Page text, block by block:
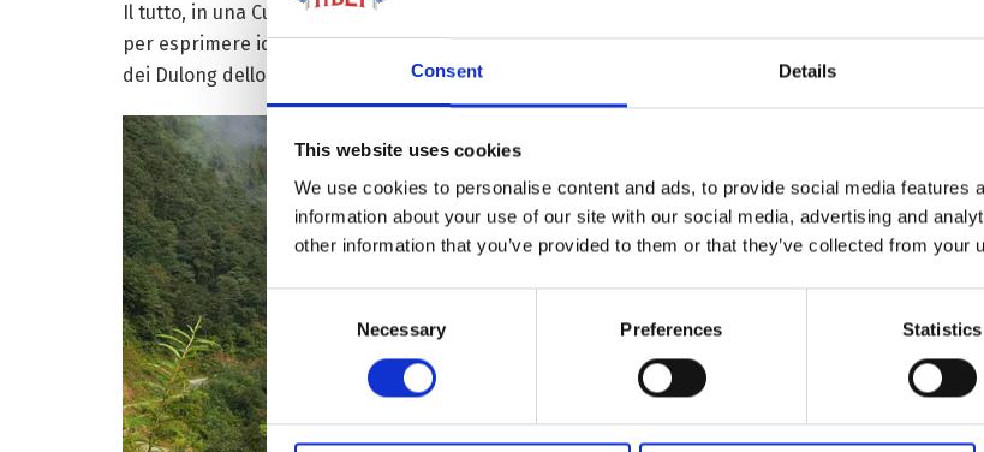
Consent Details
This website uses cookies
We use cookies to personalise content and ads, to provide social media features
information about your use of our site with our social media, advertising and
other information that you’ve provided to them or that they’ve collected from your
Consent
Selection
Necessary Preferences Statistics
Il tutto, in una Cultura che per secoli rimane orale. Che intaglia il legno per registrare e
per esprimere idee ed emozioni. Che solo negli anni ’50, nel Myanmar, sviluppa la scrittura
dei Dulong dello Yunnan, un alfabeto ufficiale che riesce a rappresentare tutti i dialetti regionali.